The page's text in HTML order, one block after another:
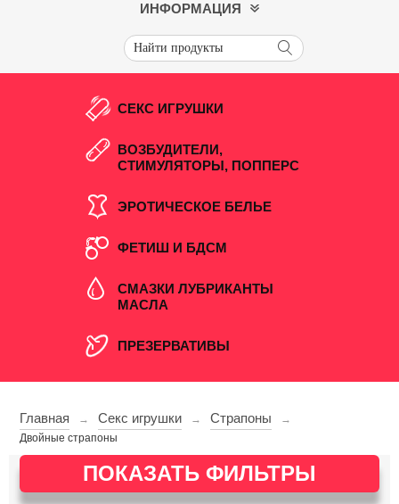
ИНФОРМАЦИЯ
СЕКС ИГРУШКИ
ВОЗБУДИТЕЛИ,
СТИМУЛЯТОРЫ, ПОППЕРС
ЭРОТИЧЕСКОЕ БЕЛЬЕ
ФЕТИШ И БДСМ
СМАЗКИ ЛУБРИКАНТЫ
МАСЛА
ПРЕЗЕРВАТИВЫ
Главная → Секс игрушки → Страпоны
→
Двойные страпоны
ПОКАЗАТЬ ФИЛЬТРЫ